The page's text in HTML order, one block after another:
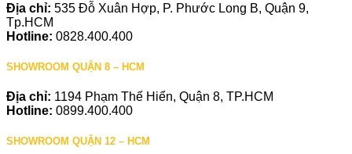
Địa chỉ: 535 Đỗ Xuân Hợp, P. Phước Long B, Quận 9,
Tp.HCM
Hotline: 0828.400.400
SHOWROOM QUẬN 8 – HCM
Địa chỉ: 1194 Phạm Thế Hiển, Quận 8, TP.HCM
Hotline: 0899.400.400
SHOWROOM QUẬN 12 – HCM